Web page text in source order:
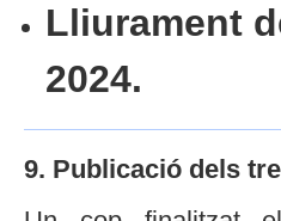
Lliurament
2024.
9. Publicació dels